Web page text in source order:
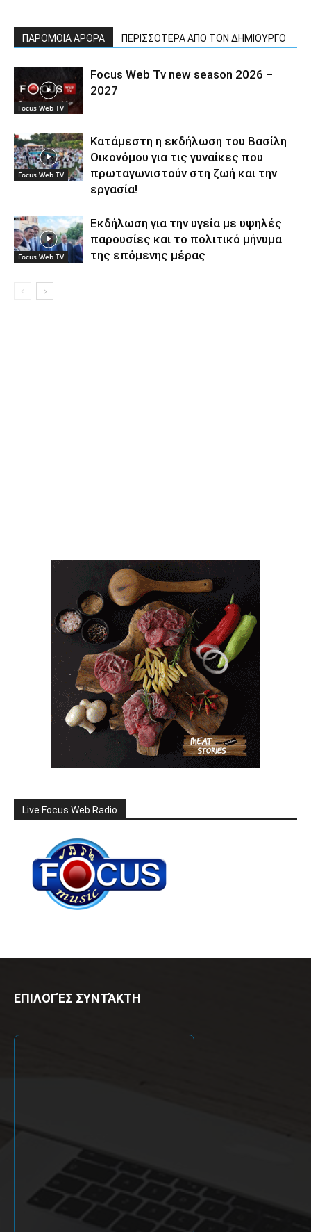
ΠΑΡΟΜΟΙΑ ΑΡΘΡΑ ΠΕΡΙΣΣΟΤΕΡΑ ΑΠΟ ΤΟΝ ΔΗΜΙΟΥΡΓΟ
Focus Web TV
Focus Web Tv new season 2026 –
2027
Focus Web TV
Κατάμεστη η εκδήλωση του Βασίλη
Οικονόμου για τις γυναίκες που
πρωταγωνιστούν στη ζωή και την
εργασία!
Focus Web TV
Εκδήλωση για την υγεία με υψηλές
παρουσίες και το πολιτικό μήνυμα
της επόμενης μέρας
Live Focus Web Radio
ΕΠΙΛΟΓΈΣ ΣΥΝΤΆΚΤΗ